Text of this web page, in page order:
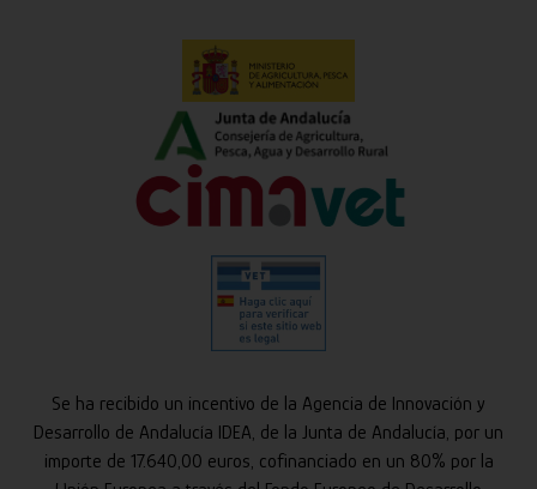
Se ha recibido un incentivo de la Agencia de Innovación y
Desarrollo de Andalucía IDEA, de la Junta de Andalucía, por un
importe de 17.640,00 euros, cofinanciado en un 80% por la